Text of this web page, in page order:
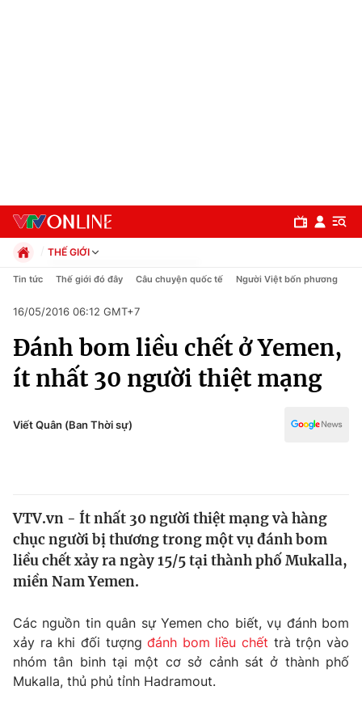
Chuyên mục
Chính trị
Thế giới
Tin tức
Thế giới đó đây
Câu chuyện quốc tế
Tài chính
Thị trường
Dữ liệu và đời sống
THẾ GIỚI
Chính trị
Pháp luật
Kinh tế
Thể thao
Truyền hình
Y tế
Tin tức Thế giới đó đây Câu chuyện quốc tế Người Việt bốn phương
16/05/2016 06:12 GMT+7
Đánh bom liều chết ở Yemen,
ít nhất 30 người thiệt mạng
Viết Quân (Ban Thời sự)
VTV.vn - Ít nhất 30 người thiệt mạng và hàng
chục người bị thương trong một vụ đánh bom
liều chết xảy ra ngày 15/5 tại thành phố Mukalla,
miền Nam Yemen.
Các nguồn tin quân sự Yemen cho biết, vụ đánh bom
xảy ra khi đối tượngđánh bom liều chết trà trộn vào
nhóm tân binh tại một cơ sở cảnh sát ở thành phố
Mukalla, thủ phủ tỉnh Hadramout.